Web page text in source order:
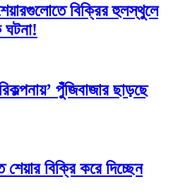
বিক্রির হুলস্থুলে
পুঁজিবাজার ছাড়ছে
শেয়ার বিক্রি করে দিচ্ছেন